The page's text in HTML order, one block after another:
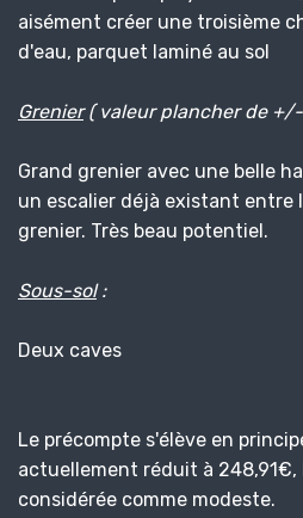
aisément créer une troisième
d'eau, parquet laminé au sol
Grenier( valeur plancher de +/-
Grand grenier avec une belle
un escalier déjà existant entre
grenier. Très beau potentiel.
Sous-sol:
Deux caves
Le précompte s'élève en
actuellement réduit à 248,91€,
considérée comme modeste.